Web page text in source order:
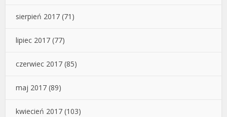
sierpień 2017 (71)
lipiec 2017 (77)
czerwiec 2017 (85)
maj 2017 (89)
kwiecień 2017 (103)